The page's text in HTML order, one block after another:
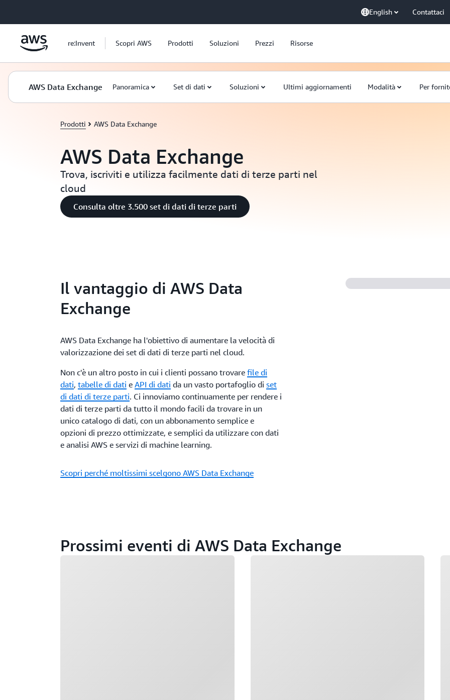
English Contattaci
re:Invent Scopri AWS Prodotti Soluzioni Prezzi Risorse
AWS Data Exchange Panoramica Set di dati Soluzioni Ultimi aggiornamenti Modalità Per
Prodotti AWS Data Exchange
AWS Data Exchange
Trova, iscriviti e utilizza facilmente dati di terze parti nel
cloud
Consulta oltre 3.500 set di dati di terze parti
Il vantaggio di AWS Data
Exchange
AWS Data Exchange ha l'obiettivo di aumentare la velocità di
valorizzazione dei set di dati di terze parti nel cloud.
Non c'è un altro posto in cui i clienti possano trovarefile di
dati,tabelle di dati eAPI di dati da un vasto portafoglio diset
di dati di terze parti. Ci innoviamo continuamente per rendere i
dati di terze parti da tutto il mondo facili da trovare in un
unico catalogo di dati, con un abbonamento semplice e
opzioni di prezzo ottimizzate, e semplici da utilizzare con dati
e analisi AWS e servizi di machine learning.
Scopri perché moltissimi scelgono AWS Data Exchange
Prossimi eventi di AWS Data Exchange